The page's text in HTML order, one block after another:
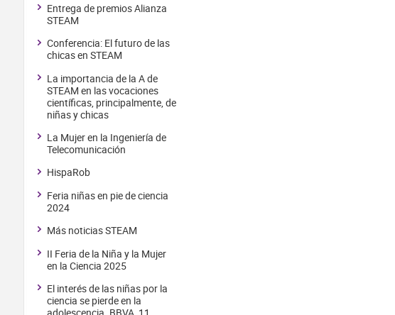
Entrega de premios Alianza
STEAM
Conferencia: El futuro de las
chicas en STEAM
La importancia de la A de
STEAM en las vocaciones
científicas, principalmente, de
niñas y chicas
La Mujer en la Ingeniería de
Telecomunicación
HispaRob
Feria niñas en pie de ciencia
2024
Más noticias STEAM
II Feria de la Niña y la Mujer
en la Ciencia 2025
El interés de las niñas por la
ciencia se pierde en la